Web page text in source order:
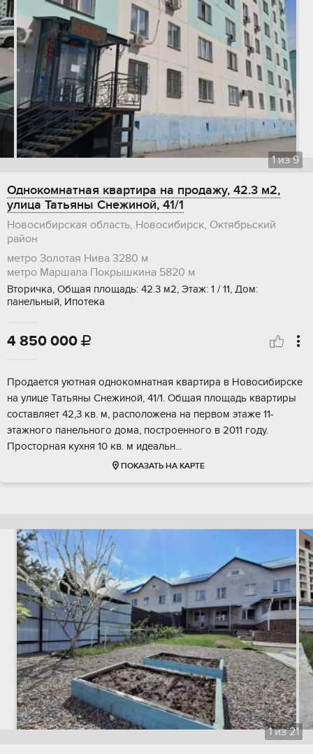
1из9
Однокомнатная квартира на продажу, 42.3 м2,
улица Татьяны Снежиной, 41/1
Новосибирская область, Новосибирск, Октябрьский
район
метро Золотая Нива 3280 м
метро Маршала Покрышкина 5820 м
Вторичка, Общая площадь: 42.3 м2, Этаж: 1 / 11, Дом:
панельный, Ипотека
4 850 000 
Продается уютная однокомнатная квартира в Новосибирске
на улице Татьяны Снежиной, 41/1. Общая площадь квартиры
составляет 42,3 кв. м, расположена на первом этаже 11-
этажного панельного дома, построенного в 2011 году.
Просторная кухня 10 кв. м идеальн...
ПОКАЗАТЬ НА КАРТЕ
1из21